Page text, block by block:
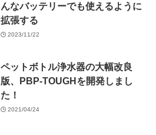
んなバッテリーでも使えるように
拡張する
2023/11/22
ペットボトル浄水器の大幅改良
版、PBP-TOUGHを開発しまし
た！
2021/04/24